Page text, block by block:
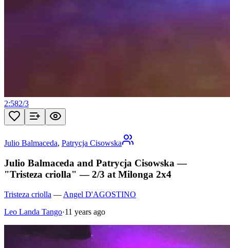
2:582/3
Julio Balmaceda, Patrycja Cisowska
Julio Balmaceda and Patrycja Cisowska —
"Tristeza criolla" — 2/3 at Milonga 2x4
Tristeza criolla — Angel D'AGOSTINO
Leo Landa Tango·11 years ago